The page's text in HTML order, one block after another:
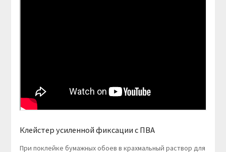
Клейстер усиленной фиксации с ПВА
При поклейке бумажных обоев в крахмальный раствор для